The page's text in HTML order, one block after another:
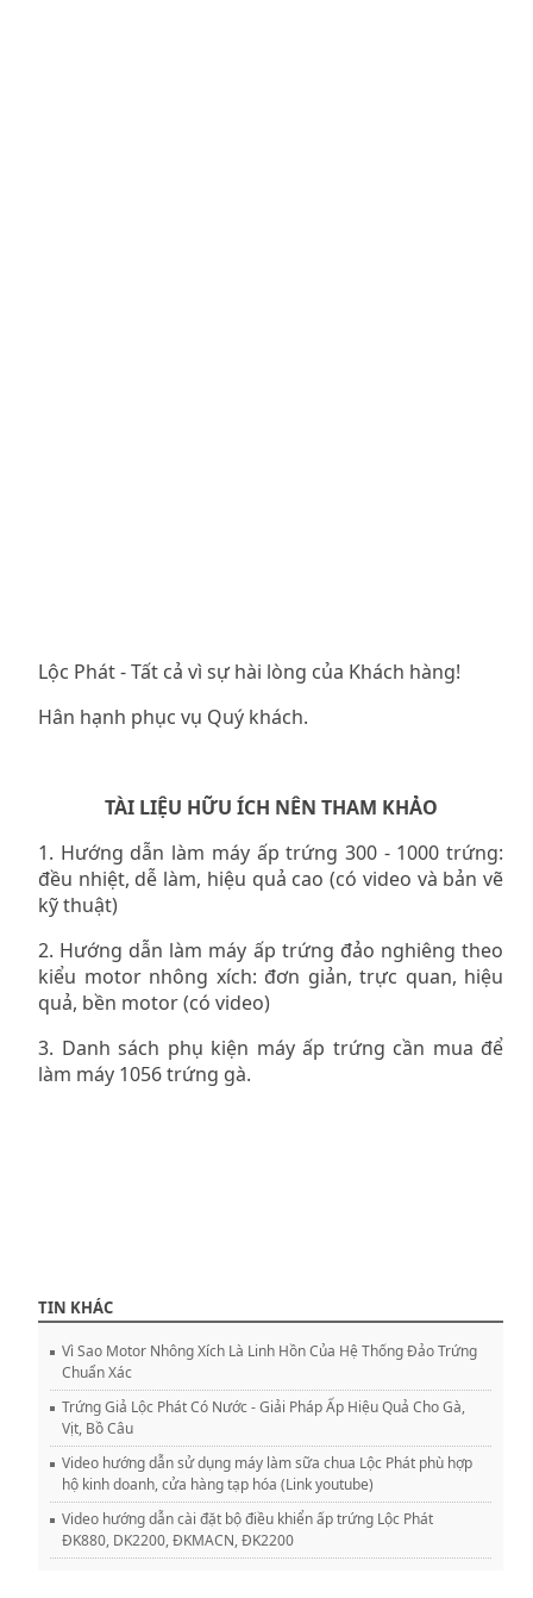
Lộc Phát - Tất cả vì sự hài lòng của Khách hàng!
Hân hạnh phục vụ Quý khách.
TÀI LIỆU HỮU ÍCH NÊN THAM KHẢO
1. Hướng dẫn làm máy ấp trứng 300 - 1000 trứng:
đều nhiệt, dễ làm, hiệu quả cao (có video và bản vẽ
kỹ thuật)
2. Hướng dẫn làm máy ấp trứng đảo nghiêng theo
kiểu motor nhông xích: đơn giản, trực quan, hiệu
quả, bền motor (có video)
3. Danh sách phụ kiện máy ấp trứng cần mua để
làm máy 1056 trứng gà.
TIN KHÁC
Vì Sao Motor Nhông Xích Là Linh Hồn Của Hệ Thống Đảo Trứng
Chuẩn Xác
Trứng Giả Lộc Phát Có Nước - Giải Pháp Ấp Hiệu Quả Cho Gà,
Vịt, Bồ Câu
Video hướng dẫn sử dụng máy làm sữa chua Lộc Phát phù hợp
hộ kinh doanh, cửa hàng tạp hóa (Link youtube)
Video hướng dẫn cài đặt bộ điều khiển ấp trứng Lộc Phát
ĐK880, DK2200, ĐKMACN, ĐK2200